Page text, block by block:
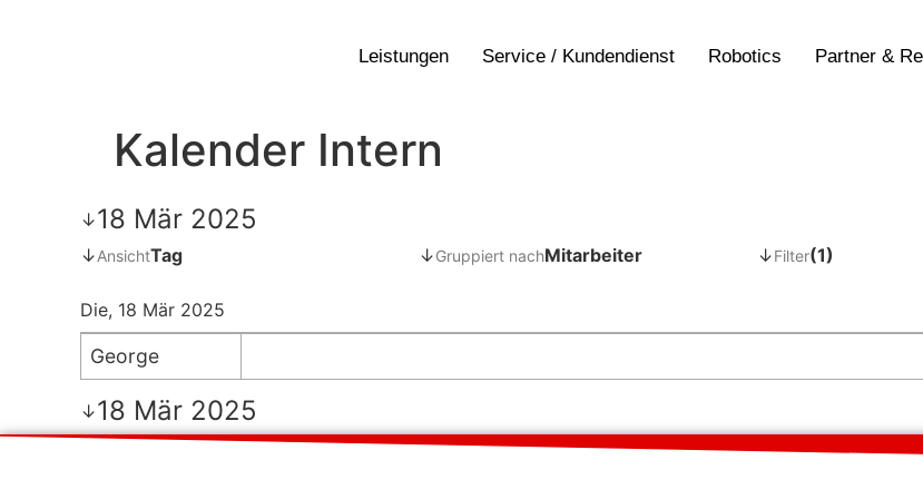
Leistungen Service / Kundendienst Robotics Partner &
Kalender Intern
↓18 Mär 2025
↓AnsichtTag ↓Gruppiert nachMitarbeiter ↓Filter(1)
Die, 18 Mär 2025
George
↓18 Mär 2025